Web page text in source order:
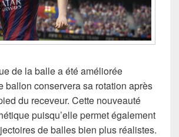
de la balle a été améliorée
ballon conservera sa rotation après
du receveur. Cette nouveauté
puisqu’elle permet également
de balles bien plus réalistes.